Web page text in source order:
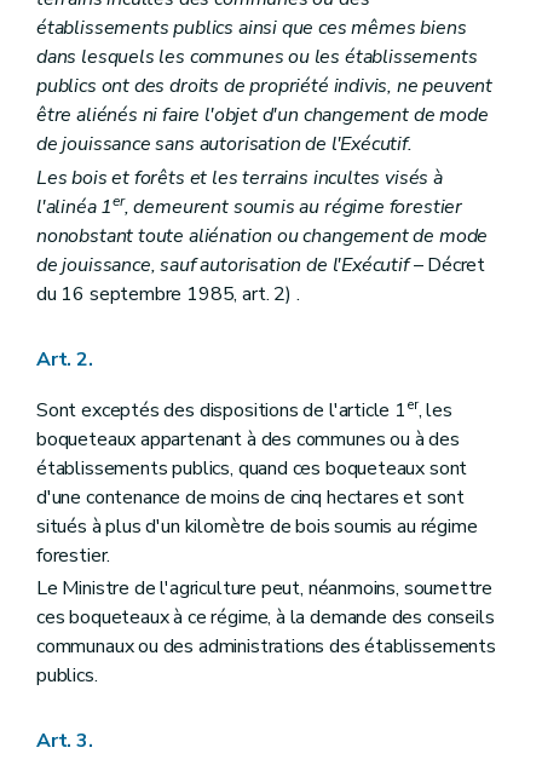
Section 3 Dispositions particulières aux bois des communes et des établissements publics
Art. 47
Art. 48
Art. 49
Art. 50
Titre VI Des exploitations
Section 1 Dispositions générales
Art. 51
Art. 52
Art. 53
Art. 54
Art. 55
Art. 56
Art. 61
Art. 62
Art. 63
Art. 64
Art. 65
Art. 66
Art. 67
Section 2 Dispositions applicables aux bois des communes seulement
Art. 69
Titre VII Réarpentages et recolements
Art. 71
Art. 73
établissements publics ainsi que ces mêmes biens
dans lesquels les communes ou les établissements
publics ont des droits de propriété indivis, ne peuvent
être aliénés ni faire l'objet d'un changement de mode
de jouissance sans autorisation de l'Exécutif.
Les bois et forêts et les terrains incultes visés à
l'alinéa 1er, demeurent soumis au régime forestier
nonobstant toute aliénation ou changement de mode
de jouissance, sauf autorisation de l'Exécutif– Décret
du 16 septembre 1985, art. 2) .
Art. 2.
Sont exceptés des dispositions de l'article 1er, les
boqueteaux appartenant à des communes ou à des
établissements publics, quand ces boqueteaux sont
d'une contenance de moins de cinq hectares et sont
situés à plus d'un kilomètre de bois soumis au régime
forestier.
Le Ministre de l'agriculture peut, néanmoins, soumettre
ces boqueteaux à ce régime, à la demande des conseils
communaux ou des administrations des établissements
publics.
Art. 3.